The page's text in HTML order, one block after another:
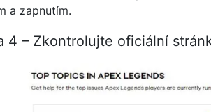
a zapnutím.
4 – Zkontrolujte oficiální